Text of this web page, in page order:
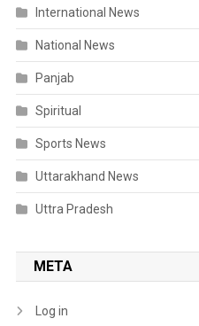
International News
National News
Panjab
Spiritual
Sports News
Uttarakhand News
Uttra Pradesh
META
Log in